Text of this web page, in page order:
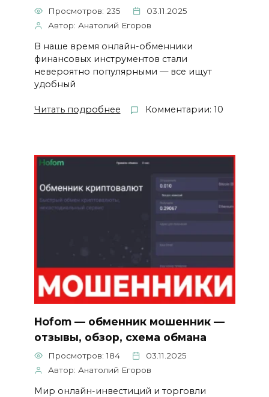
Просмотров: 235
03.11.2025
Автор: Анатолий Егоров
В наше время онлайн-обменники
финансовых инструментов стали
невероятно популярными — все ищут
удобный
Читать подробнее Комментарии: 10
Hofom — обменник мошенник —
отзывы, обзор, схема обмана
Просмотров: 184
03.11.2025
Автор: Анатолий Егоров
Мир онлайн-инвестиций и торговли